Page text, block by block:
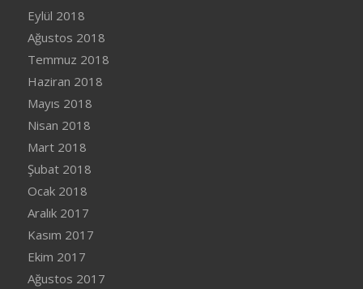
Eylül 2018
Ağustos 2018
Temmuz 2018
Haziran 2018
Mayıs 2018
Nisan 2018
Mart 2018
Şubat 2018
Ocak 2018
Aralık 2017
Kasım 2017
Ekim 2017
Ağustos 2017